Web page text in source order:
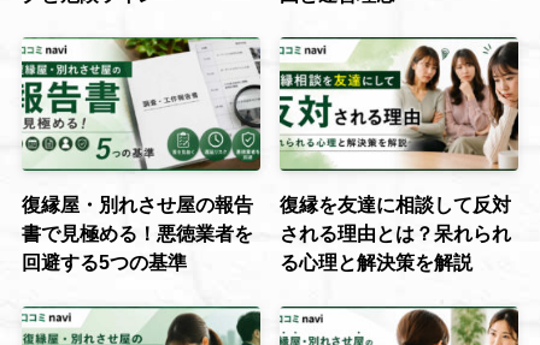
復縁屋・別れさせ屋の報告
書で見極める！悪徳業者を
回避する5つの基準
復縁を友達に相談して反対
される理由とは？呆れられ
る心理と解決策を解説